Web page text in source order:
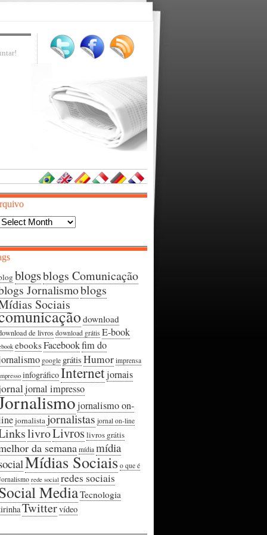
Arquivo
blogsblogs Comunicação
Jornalismoblogs
Sociais
download
de livros download grátis E-book
ebooksFacebookfim do
google grátis Humor imprensa
infográficoInternetjornais
jornal impresso
jornalismo on-
jornalista jornalistas jornal on-line
livroLivroslivros grátis
da semana mídia mídia
Mídias Sociais o que é
rede social redes sociais
MediaTecnologia
Twittervídeo